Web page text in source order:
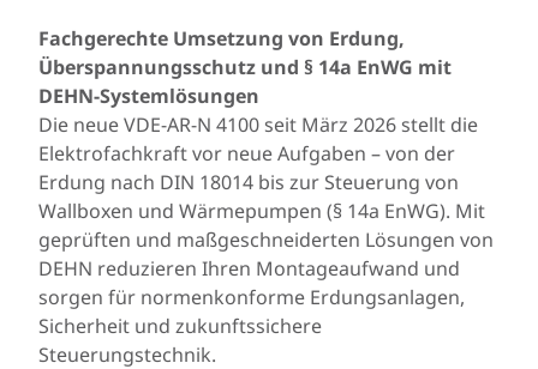
Fachgerechte Umsetzung von Erdung,
Überspannungsschutz und § 14a EnWG mit
DEHN-Systemlösungen
Die neue VDE-AR-N 4100 seit März 2026 stellt die
Elektrofachkraft vor neue Aufgaben – von der
Erdung nach DIN 18014 bis zur Steuerung von
Wallboxen und Wärmepumpen (§ 14a EnWG). Mit
geprüften und maßgeschneiderten Lösungen von
DEHN reduzieren Ihren Montageaufwand und
sorgen für normenkonforme Erdungsanlagen,
Sicherheit und zukunftssichere
Steuerungstechnik.